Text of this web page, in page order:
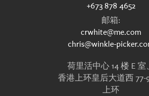
+673 878 4652
邮箱:
crwhite@me.com
chris@winkle-
荷里活中心 14 楼 E 室、
香港上环皇后大道西 77-
上环